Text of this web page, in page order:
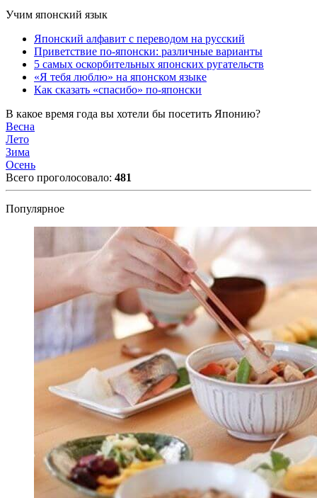
Учим японский язык
Японский алфавит с переводом на русский
Приветствие по-японски: различные варианты
5 самых оскорбительных японских ругательств
«Я тебя люблю» на японском языке
Как сказать «спасибо» по-японски
В какое время года вы хотели бы посетить Японию?
Весна
Лето
Зима
Осень
Всего проголосовало: 481
Популярное